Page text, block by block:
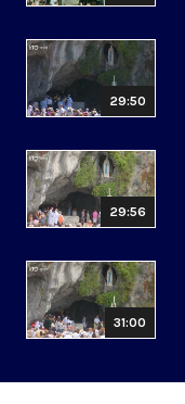
29:50
29:56
31:00